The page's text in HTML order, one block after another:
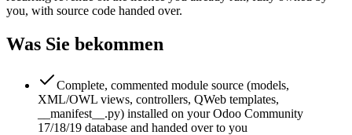
you, with source code handed over.
Was Sie bekommen
Complete, commented module source (models,
XML/OWL views, controllers, QWeb templates,
__manifest__.py) installed on your Odoo Community
17/18/19 database and handed over to you